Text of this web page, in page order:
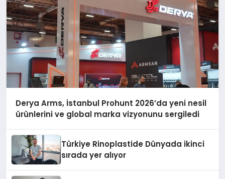
Derya Arms, İstanbul Prohunt 2026’da yeni nesil
ürünlerini ve global marka vizyonunu sergiledi
Türkiye Rinoplastide Dünyada ikinci
sırada yer alıyor